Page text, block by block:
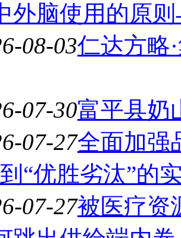
外脑使用的原
08-03仁达方略
07-30富平县奶
07-27全面加强
“优胜劣汰”的
07-27被医疗资